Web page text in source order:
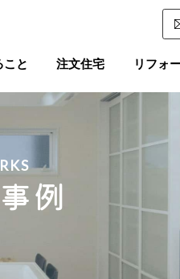
こと 注文住宅 リフォ
例